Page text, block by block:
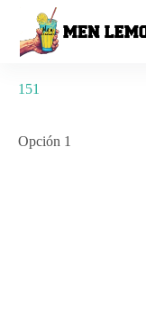
contenido
151
Opción 1